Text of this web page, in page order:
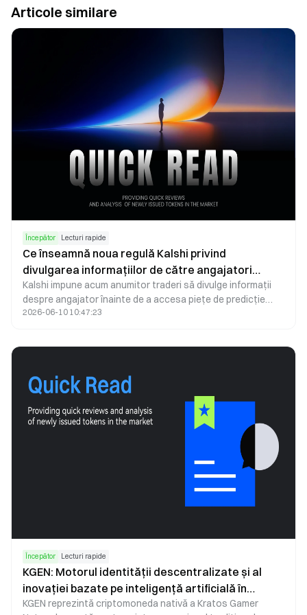
Articole similare
Începător Lecturi rapide
Ce înseamnă noua regulă Kalshi privind
divulgarea informațiilor de către angajatori
pentru piețele de predicție și tranzacțiile insider
Kalshi impune acum anumitor traderi să divulge informații
despre angajator înainte de a accesa piețe de predicție
sensibile. Descoperiți cum funcționează această politică și
2026-06-10 10:47:23
Începător Lecturi rapide
KGEN: Motorul identității descentralizate și al
inovației bazate pe inteligență artificială în
ecosistemul de gaming Web3
KGEN reprezintă criptomoneda nativă a Kratos Gamer